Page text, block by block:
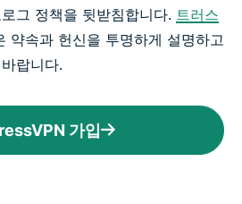
그 정책을 뒷받침합니다. 트러스
약속과 헌신을 투명하게 설명하고
랍니다.
가입